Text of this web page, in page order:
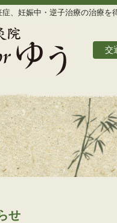
、妊娠中・逆子治療の治療を
交
せ